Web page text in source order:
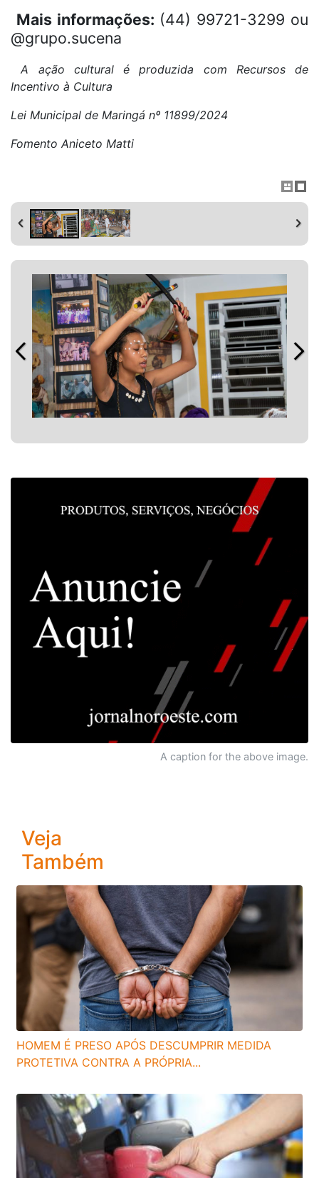
Mais informações: (44) 99721-3299 ou
@grupo.sucena
A ação cultural é produzida com Recursos de
Incentivo à Cultura
Lei Municipal de Maringá nº 11899/2024
Fomento Aniceto Matti
A caption for the above image.
Veja
Também
HOMEM É PRESO APÓS DESCUMPRIR MEDIDA
PROTETIVA CONTRA A PRÓPRIA...